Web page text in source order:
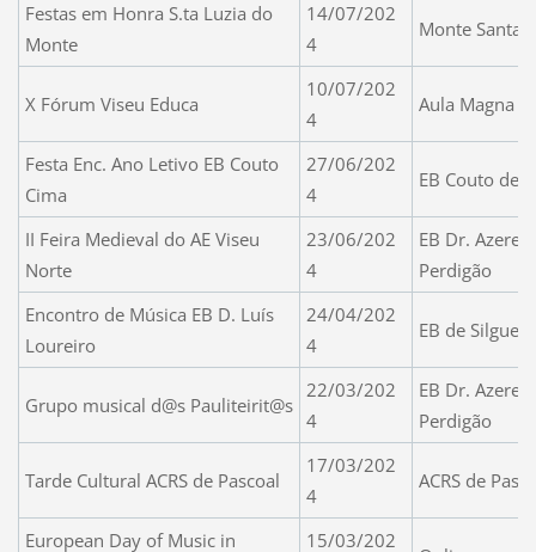
Festas em Honra S.ta Luzia do
Monte
14/07/202
4
Monte Santa
X Fórum Viseu Educa
10/07/202
4
Aula Magna
Festa Enc. Ano Letivo EB Couto
Cima
27/06/202
4
EB Couto de
II Feira Medieval do AE Viseu
Norte
23/06/202
4
EB Dr.
Perdigão
Encontro de Música EB D. Luís
Loureiro
24/04/202
4
EB de
Grupo musical d@s Pauliteirit@s
22/03/202
4
EB Dr.
Perdigão
Tarde Cultural ACRS de Pascoal
17/03/202
4
ACRS de
European Day of Music in
15/03/202